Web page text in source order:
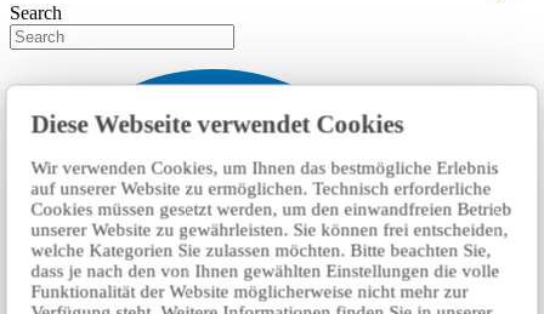
Diese Webseite verwendet Cookies
Wir verwenden Cookies, um Ihnen das bestmögliche Erlebnis
auf unserer Website zu ermöglichen. Technisch erforderliche
Cookies müssen gesetzt werden, um den einwandfreien Betrieb
unserer Website zu gewährleisten. Sie können frei entscheiden,
welche Kategorien Sie zulassen möchten. Bitte beachten Sie,
dass je nach den von Ihnen gewählten Einstellungen die volle
Funktionalität der Website möglicherweise nicht mehr zur
Search